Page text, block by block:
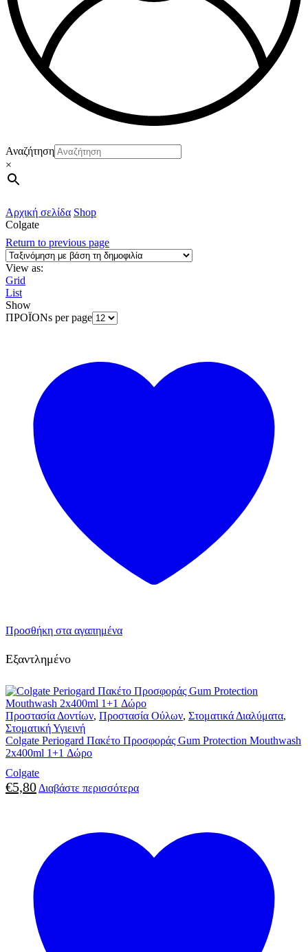
Αναζήτηση
×
Αρχική σελίδα Shop
Colgate
Return to previous page
View as:
Grid
List
Show
ΠΡΟΪΟΝs per page
Προσθήκη στα αγαπημένα
Εξαντλημένο
Προστασία Δοντίων, Προστασία Ούλων, Στοματικά Διαλύματα,
Στοματική Υγιεινή
Colgate Periogard Πακέτο Προσφοράς Gum Protection Mouthwash
2x400ml 1+1 Δώρο
Colgate
€5,80 Διαβάστε περισσότερα